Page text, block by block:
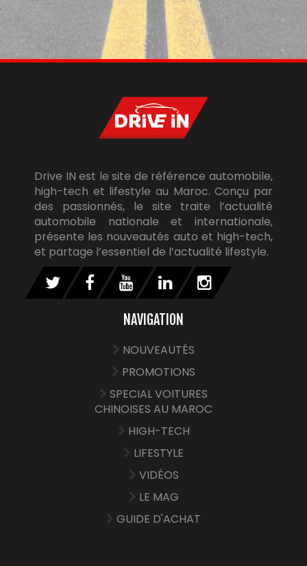
Drive IN est le site de référence automobile,
high-tech et lifestyle au Maroc. Conçu par
des passionnés, le site traite l’actualité
automobile nationale et internationale,
présente les nouveautés auto et high-tech,
et partage l’essentiel de l’actualité lifestyle.
NAVIGATION
NOUVEAUTÉS
PROMOTIONS
SPECIAL VOITURES
CHINOISES AU MAROC
HIGH-TECH
LIFESTYLE
VIDÉOS
LE MAG
GUIDE D'ACHAT